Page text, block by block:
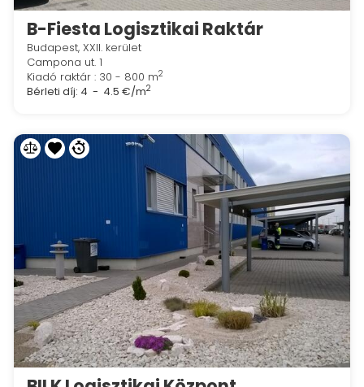
B-Fiesta Logisztikai Raktár
Budapest, XXII. kerület
Campona ut. 1
Kiadó raktár : 30 - 800 m2
Bérleti díj: 4 - 4.5 €/m2